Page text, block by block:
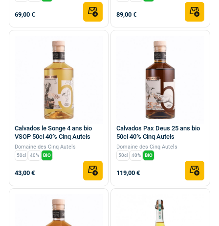
69,00 € 89,00 €
Calvados le Songe 4 ans bio
VSOP 50cl 40% Cinq Autels
Domaine des Cinq Autels
50cl 40% BIO
43,00 €
Calvados Pax Deus 25 ans bio
50cl 40% Cinq Autels
Domaine des Cinq Autels
50cl 40% BIO
119,00 €